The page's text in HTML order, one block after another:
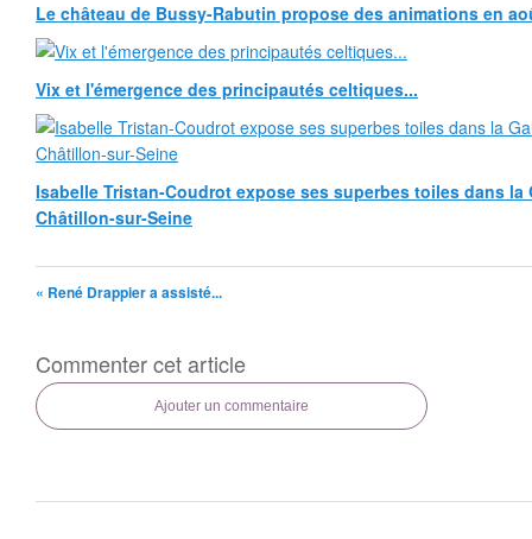
Le château de Bussy-Rabutin propose des animations en
Vix et l'émergence des principautés celtiques...
Isabelle Tristan-Coudrot expose ses superbes toiles dans la
Châtillon-sur-Seine
« René Drappier a assisté...
Commenter cet article
Ajouter un commentaire